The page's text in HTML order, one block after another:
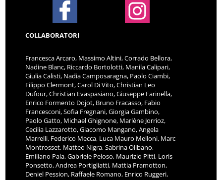
COLLABORATORI
Francesca Arcaro, Massimo Altini, Corrado Bellora,
Nadine Blanc, Riccardo Bortolotti, Manila Calipari,
Giulia Calisti, Nadia Camposaragna, Paolo Ciambi,
Filippo Clermont, Carol Di Vito, Christian Leo
Dufour, Christian Evaspasiano, Giuseppe Farinella,
Enrico Formento Dojot, Bruno Fracasso, Fabio
Francesconi, Sofia Fregnani, Giorgia Gambino,
Paolo Gatto, Michael Ghignone, Marlène Jorrioz,
Cecilia Lazzarotto, Giacomo Mangano, Angela
Marrelli, Federico Mecca, Luca Mauro Melloni, Marc
Montrosset, Matteo Nigra, Sabrina Olibano,
Emiliano Pala, Gabriele Peloso, Maurizio Pitti, Loris
Ponsetto, Andrea Portigliatti, Mattia Pramotton,
Deniel Pession, Raffaele Romano, Enrico Ruggeri,